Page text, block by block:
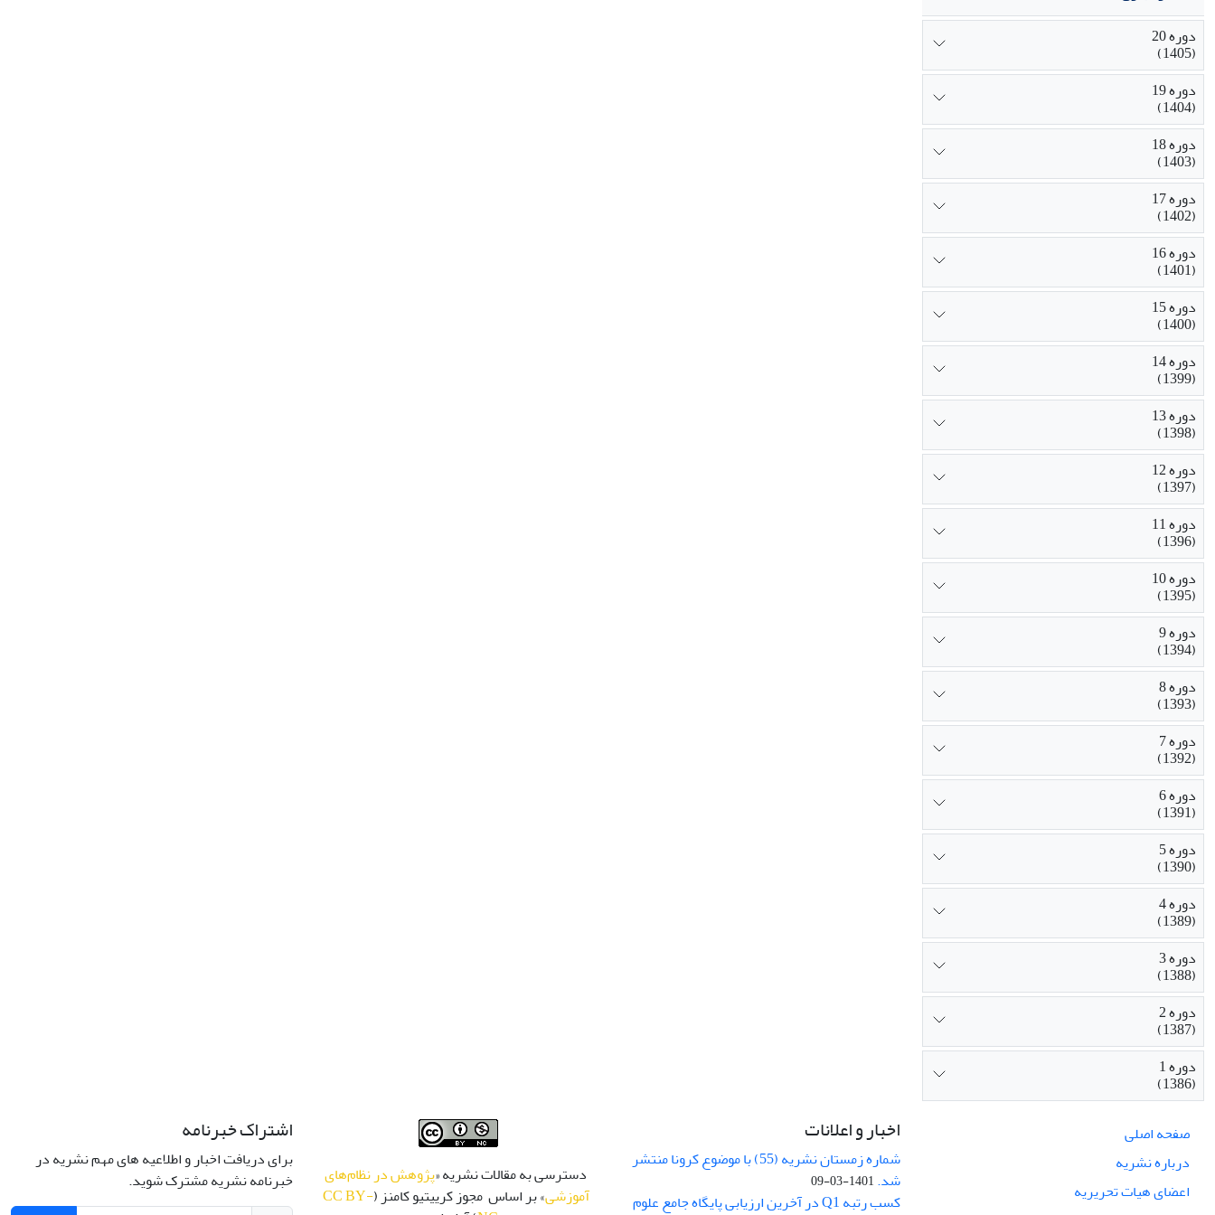
دوره 20
(1405)
دوره 19
(1404)
دوره 18
(1403)
دوره 17
(1402)
دوره 16
(1401)
دوره 15
(1400)
دوره 14
(1399)
دوره 13
(1398)
دوره 12
(1397)
دوره 11
(1396)
دوره 10
(1395)
دوره 9
(1394)
دوره 8
(1393)
دوره 7
(1392)
دوره 6
(1391)
دوره 5
(1390)
دوره 4
(1389)
دوره 3
(1388)
دوره 2
(1387)
دوره 1
(1386)
صفحه اصلی
درباره نشریه
اعضای هیات تحریریه
اخبار و اعلانات
شماره زمستان نشریه (55) با موضوع کرونا منتشر
شد.1401-03-09
کسب رتبه Q1 در آخرین ارزیابی پایگاه جامع علوم
دسترسی به مقالات نشریه «پژوهش در نظام‌های
آموزشی» بر اساس مجوز کرییتیو کامنز (CC BY-
اشتراک خبرنامه
برای دریافت اخبار و اطلاعیه های مهم نشریه در
خبرنامه نشریه مشترک شوید.